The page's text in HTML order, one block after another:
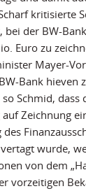
kritisierte
bei der BW-
Euro zu
Mayer-
Bank hieven
Schmid, dass
Zeichnung
wurde,
von dem
vorzeitigen